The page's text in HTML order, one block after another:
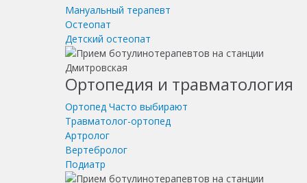
Мануальный терапевт
Остеопат
Детский остеопат
Ортопедия и травматология
Ортопед Часто выбирают
Травматолог-ортопед
Артролог
Вертебролог
Подиатр